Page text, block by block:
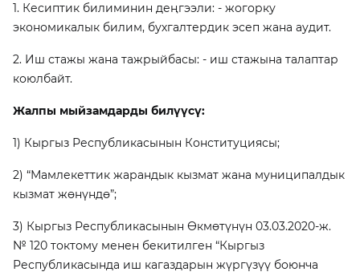
1. Кесиптик билиминин деңгээли: - жогорку
экономикалык билим, бухгалтердик эсеп жана аудит.
2. Иш стажы жана тажрыйбасы: - иш стажына талаптар
коюлбайт.
Жалпы мыйзамдарды билүүсү:
1) Кыргыз Республикасынын Конституциясы;
2) “Мамлекеттик жарандык кызмат жана муниципалдык
кызмат жөнүндө”;
3) Кыргыз Республикасынын Өкмөтүнүн 03.03.2020-ж.
№ 120 токтому менен бекитилген “Кыргыз
Республикасында иш кагаздарын жүргүзүү боюнча